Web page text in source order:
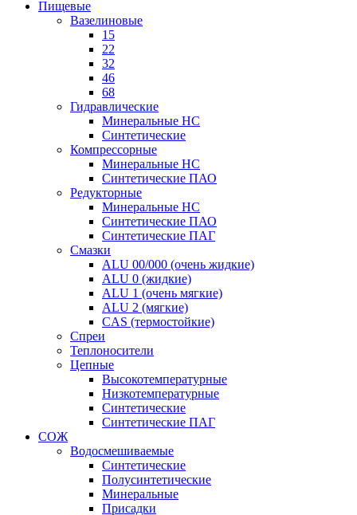
Пищевые
Вазелиновые
15
22
32
46
68
Гидравлические
Минеральные HC
Синтетические
Компрессорные
Минеральные HC
Синтетические ПАО
Редукторные
Минеральные HC
Синтетические ПАО
Синтетические ПАГ
Смазки
ALU 00/000 (очень жидкие)
ALU 0 (жидкие)
ALU 1 (очень мягкие)
ALU 2 (мягкие)
CAS (термостойкие)
Спреи
Теплоносители
Цепные
Высокотемпературные
Низкотемпературные
Синтетические
Синтетические ПАГ
СОЖ
Водосмешиваемые
Синтетические
Полусинтетические
Минеральные
Присадки